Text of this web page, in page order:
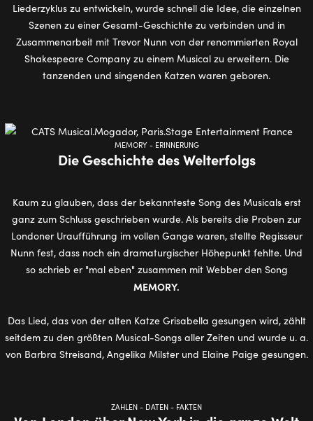
Liederzyklus zu entwickeln, wurde schnell die Idee, die einzelnen
Szenen zu einer Gesamt-Geschichte zu verbinden und in
Zusammenarbeit mit Trevor Nunn von der renommierten Royal
Shakespeare Company zu einem Musical zu erweitern. Die
tanzenden und singenden Katzen waren geboren.
MEMORY - ERINNERUNG
Die Geschichte des Welterfolgs
Kaum zu glauben, dass der bekannteste Song des Musicals erst
ganz zum Schluss geschrieben wurde. Als bereits die Proben zur
Londoner Uraufführung im vollen Gange waren, stellte Regisseur
Nunn fest, dass noch ein dramaturgischer Höhepunkt fehlte. Und
so schrieb er "mal eben" zusammen mit Webber den Song
MEMORY.
Das Lied, das von der alten Katze Grisabella gesungen wird, zählt
seitdem zu den größten Musical-Songs aller Zeiten und wurde u. a.
von Barbra Streisand, Angelika Milster und Elaine Paige gesungen.
ZAHLEN - DATEN - FAKTEN